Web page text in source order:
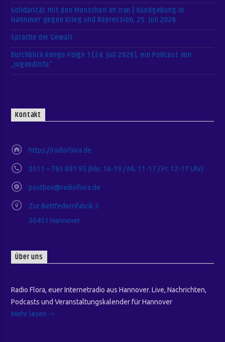
Solidarität mit den Menschen im Iran | Kundgebung in
Hannover gegen Krieg und Repression, 25. Juli 2026
Sprache der Gewalt
Durchblick Kongo-Folge 1 (24. Juli 2026), ein Podcast von
„Jugendinfo“
Kontakt
https://radioflora.de
0511 – 763 891 95 (Mo. 16-19 / Mi. 11-17 / Fr. 12-17 Uhr)
postbox@radioflora.de
Zur Bettfedernfabrik 3
30451 Hannover
Über uns
Radio Flora, euer Internetradio aus Hannover. Live, Nachrichten,
Podcasts und Veranstaltungskalender für Hannover
Mehr lesen